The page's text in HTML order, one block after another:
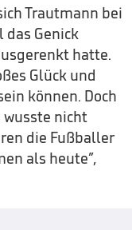
Trautmann bei
Genick
hatte.
Glück und
können. Doch
wusste nicht
die Fußballer
als heute”,